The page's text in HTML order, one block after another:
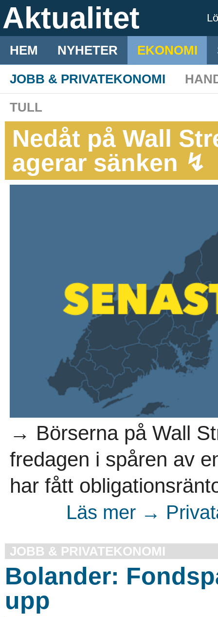
Aktualitet
HEM NYHETER EKONOMI
JOBB & PRIVATEKONOMI
TULL
Nedåt på Wall
agerar sänken ↯
→ Börserna på Wall
fredagen i spåren av
har fått
Läs mer →
JOBB & PRIVATEKONOMI
Bolander:
upp